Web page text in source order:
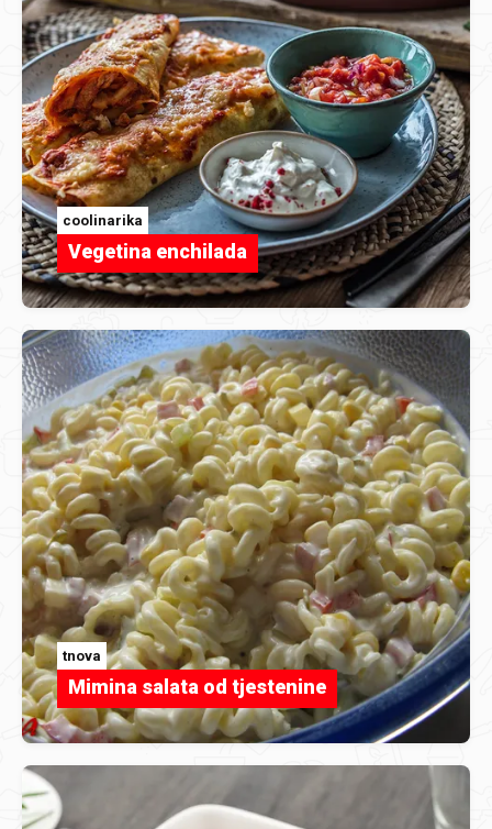
coolinarika
Vegetina enchilada
tnova
Mimina salata od tjestenine